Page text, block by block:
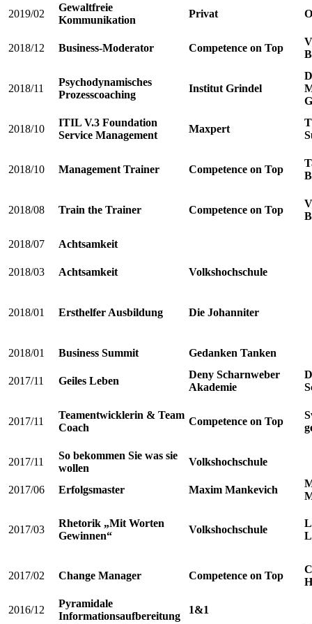
2019/02
Gewaltfreie
Kommunikation
Privat
2018/12 Business-Moderator Competence on Top
2018/11
Psychodynamisches
Prozesscoaching
Institut Grindel
2018/10
ITIL V.3 Foundation
Service Management
Maxpert
2018/10 Management Trainer Competence on Top
2018/08 Train the Trainer Competence on Top
2018/07 Achtsamkeit
2018/03 Achtsamkeit Volkshochschule
2018/01 Ersthelfer Ausbildung Die Johanniter
2018/01 Business Summit Gedanken Tanken
2017/11 Geiles Leben
Deny Scharnweber
Akademie
2017/11
Teamentwicklerin & Team
Coach
Competence on Top
2017/11
So bekommen Sie was sie
wollen
Volkshochschule
2017/06 Erfolgsmaster Maxim Mankevich
2017/03
Rhetorik „Mit Worten
Gewinnen“
Volkshochschule
2017/02 Change Manager Competence on Top
2016/12
Pyramidale
Informationsaufbereitung
1&1